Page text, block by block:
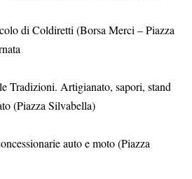
di Coldiretti (Borsa Merci – Piazza
Tradizioni. Artigianato, sapori, stand
(Piazza Silvabella)
auto e moto (Piazza